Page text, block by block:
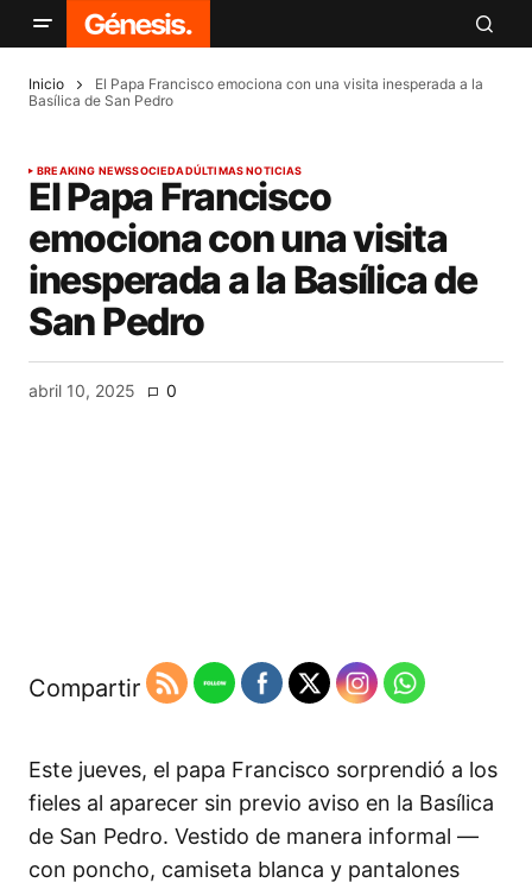
Inicio
El Papa Francisco emociona con una visita inesperada a la
Basílica de San Pedro
BREAKING NEWSSOCIEDADÚLTIMAS NOTICIAS
El Papa Francisco
emociona con una visita
inesperada a la Basílica de
San Pedro
abril 10, 2025 0
Compartir
Este jueves, el papa Francisco sorprendió a los
fieles al aparecer sin previo aviso en la Basílica
de San Pedro. Vestido de manera informal —
con poncho, camiseta blanca y pantalones